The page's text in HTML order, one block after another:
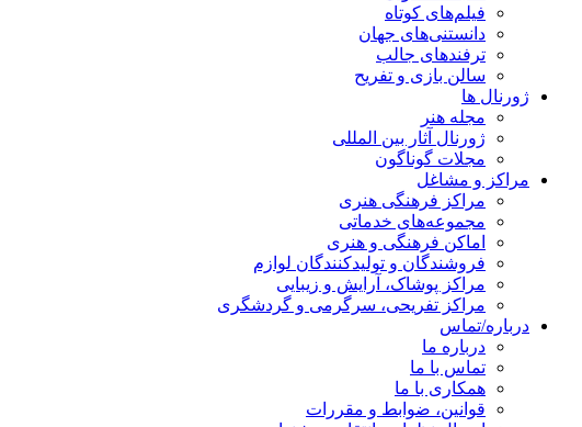
فیلم‌های کوتاه
دانستنی‌های جهان
ترفندهای جالب
سالن بازی و تفریح
ژورنال ها
مجله هنر
ژورنال آثار بین المللی
مجلات گوناگون
مراکز و مشاغل
مراکز فرهنگی هنری
مجموعه‌های خدماتی
اماکن فرهنگی و هنری
فروشندگان و تولیدکنندگان لوازم
مراکز پوشاک، آرایش و زیبایی
مراکز تفریحی، سرگرمی و گردشگری
درباره/تماس
درباره ما
تماس با ما
همکاری با ما
قوانین، ضوابط و مقررات